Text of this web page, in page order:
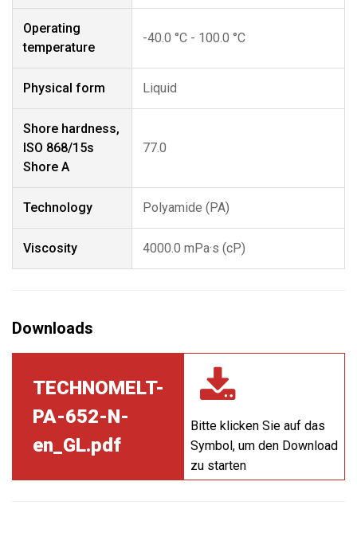
Operating
temperature
-40.0 °C - 100.0 °C
Physical form Liquid
Shore hardness,
ISO 868/15s
Shore A
77.0
Technology Polyamide (PA)
Viscosity 4000.0 mPa·s (cP)
TECHNOMELT-
PA-652-N-
en_GL.pdf
Bitte klicken Sie auf das
Symbol, um den Download
zu starten